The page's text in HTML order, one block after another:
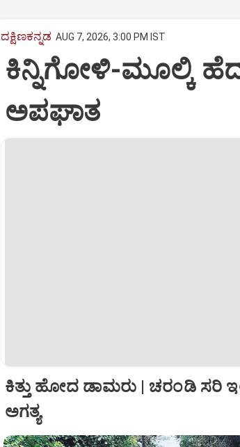
ದಕ್ಷಿಣಕನ್ನಡ AUG 7, 2026, 3:00 PM IST
ಕಿನ್ನಿಗೋಳಿ-ಮೂಲ್ಕಿ
ಅಪಘಾತ
ಕಿತ್ತು ಹೋದ ಡಾಮರು | ಚರಂಡಿ ಸರಿ
ಅಗತ್ಯ